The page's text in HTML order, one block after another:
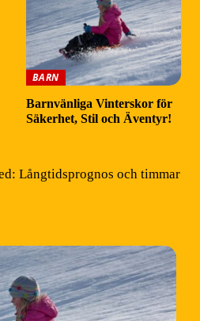
BARN
Barnvänliga Vinterskor för
Säkerhet, Stil och Äventyr!
Långtidsprognos och timmar